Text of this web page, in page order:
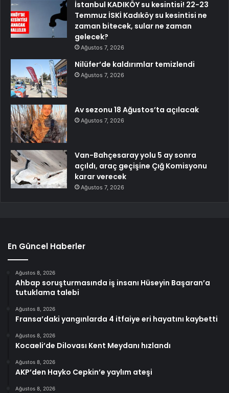
İstanbul KADIKÖY su kesintisi! 22-23
Temmuz İSKİ Kadıköy su kesintisi ne
zaman bitecek, sular ne zaman
gelecek?
Ağustos 7, 2026
Nilüfer’de kaldırımlar temizlendi
Ağustos 7, 2026
Av sezonu 18 Ağustos’ta açılacak
Ağustos 7, 2026
Van-Bahçesaray yolu 5 ay sonra
açıldı, araç geçişine Çığ Komisyonu
karar verecek
Ağustos 7, 2026
En Güncel Haberler
Ağustos 8, 2026
Ahbap soruşturmasında iş insanı Hüseyin Başaran’a
tutuklama talebi
Ağustos 8, 2026
Fransa’daki yangınlarda 4 itfaiye eri hayatını kaybetti
Ağustos 8, 2026
Kocaeli’de Dilovası Kent Meydanı hızlandı
Ağustos 8, 2026
AKP’den Hayko Cepkin’e yaylım ateşi
Ağustos 8, 2026